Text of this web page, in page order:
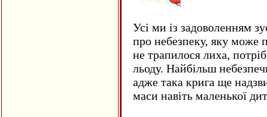
Усі ми із задоволенням
про небезпеку, яку може
не трапилося лиха,
льоду. Найбільш
адже така крига ще
маси навіть маленької